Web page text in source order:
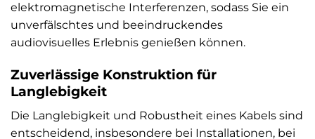
elektromagnetische Interferenzen, sodass Sie ein
unverfälschtes und beeindruckendes
audiovisuelles Erlebnis genießen können.
Zuverlässige Konstruktion für
Langlebigkeit
Die Langlebigkeit und Robustheit eines Kabels sind
entscheidend, insbesondere bei Installationen, bei